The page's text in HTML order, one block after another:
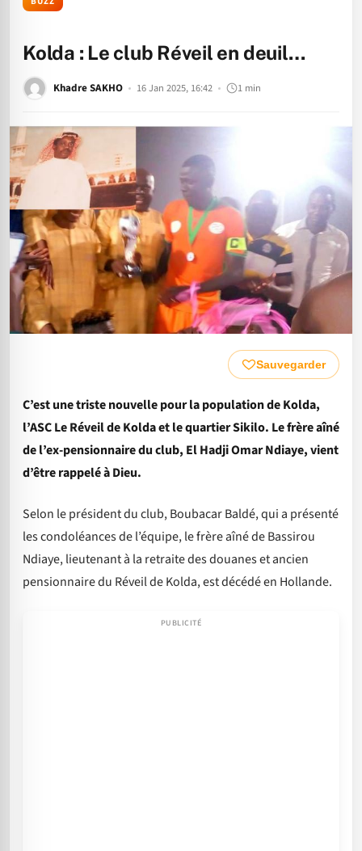
Kolda : Le club Réveil en deuil…
Khadre SAKHO 16 Jan 2025, 16:42 1 min
Sauvegarder
C’est une triste nouvelle pour la population de Kolda,
l’ASC Le Réveil de Kolda et le quartier Sikilo. Le frère aîné
de l’ex-pensionnaire du club, El Hadji Omar Ndiaye, vient
d’être rappelé à Dieu.
Selon le président du club, Boubacar Baldé, qui a présenté
les condoléances de l’équipe, le frère aîné de Bassirou
Ndiaye, lieutenant à la retraite des douanes et ancien
pensionnaire du Réveil de Kolda, est décédé en Hollande.